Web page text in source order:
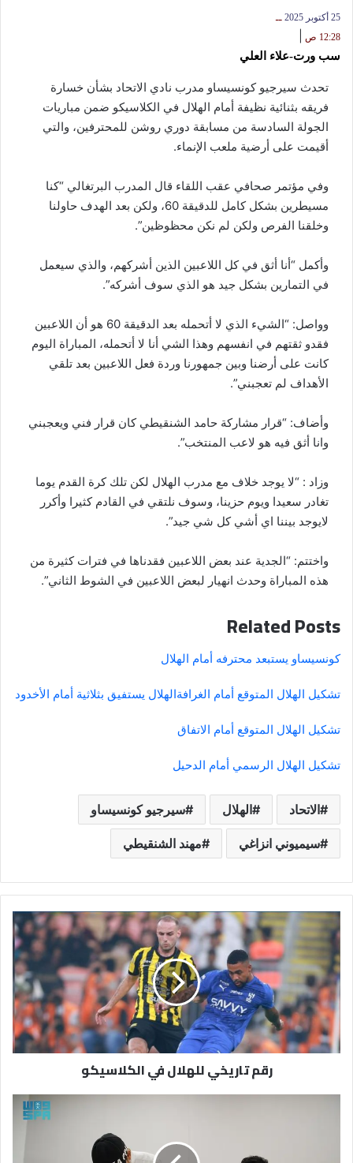
25 أكتوبر 2025
ــ
12:28 ص
سب ورت-علاء العلي
تحدث سيرجيو كونسيساو مدرب نادي الاتحاد بشأن خسارة
فريقه بثنائية نظيفة أمام الهلال في الكلاسيكو ضمن مباريات
الجولة السادسة من مسابقة دوري روشن للمحترفين، والتي
أقيمت على أرضية ملعب الإنماء.
وفي مؤتمر صحافي عقب اللقاء قال المدرب البرتغالي “كنا
مسيطرين بشكل كامل للدقيقة 60، ولكن بعد الهدف حاولنا
وخلقنا الفرص ولكن لم نكن محظوظين”.
وأكمل “أنا أثق في كل اللاعبين الذين أشركهم، والذي سيعمل
في التمارين بشكل جيد هو الذي سوف أشركه”.
وواصل: “الشيء الذي لا أتحمله بعد الدقيقة 60 هو أن اللاعبين
فقدو ثقتهم في انفسهم وهذا الشي أنا لا أتحمله، المباراة اليوم
كانت على أرضنا وبين جمهورنا وردة فعل اللاعبين بعد تلقي
الأهداف لم تعجبني”.
وأضاف: “قرار مشاركة حامد الشنقيطي كان قرار فني ويعجبني
وانا أثق فيه هو لاعب المنتخب”.
وزاد : “لا يوجد خلاف مع مدرب الهلال لكن تلك كرة القدم يوما
تغادر سعيدا ويوم حزينا، وسوف نلتقي في القادم كثيرا وأكرر
لايوجد بيننا اي أشي كل شي جيد”.
واختتم: “الجدية عند بعض اللاعبين فقدناها في فترات كثيرة من
هذه المباراة وحدث انهيار لبعض اللاعبين في الشوط الثاني”.
Related Posts
كونسيساو يستبعد محترفه أمام الهلال
تشكيل الهلال المتوقع أمام الغرافةالهلال يستفيق بثلاثية أمام الأخدود
تشكيل الهلال المتوقع أمام الاتفاق
تشكيل الهلال الرسمي أمام الدحيل
الاتحاد الهلال سيرجيو كونسيساو
سيميوني انزاغي مهند الشنقيطي
رقم
تاريخي
للهلال
في
الكلاسيكو
رقم تاريخي للهلال في الكلاسيكو